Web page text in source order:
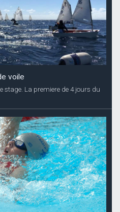
voile
stage. La premiere de 4 jours du